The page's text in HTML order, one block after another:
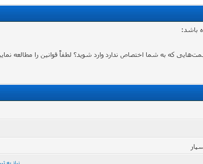
باشد:
که به شما اختصاص ندارد وارد شوید؟ لطفاً قوانین را مطالعه
نیاز به